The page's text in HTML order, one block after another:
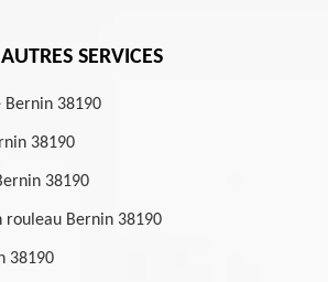
AUTRES SERVICES
38190
38190
38190
rouleau Bernin 38190
38190